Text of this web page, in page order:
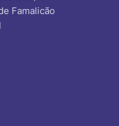
Famalicão